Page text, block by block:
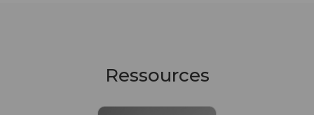
Ressources